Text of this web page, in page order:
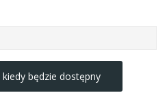
będzie dostępny